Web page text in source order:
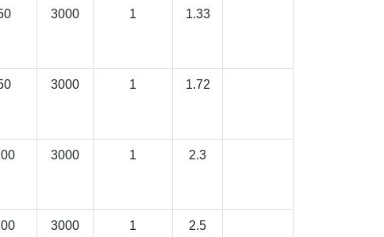
3000 1 1.33
3000 1 1.72
3000 1 2.3
3000 1 2.5